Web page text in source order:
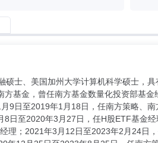
硕士、美国加州大学计算机科学硕士，
方基金，曾任南方基金数量化投资部基
9日至2019年1月18日，任南方策略、
8日至2020年3月27日，任H股ETF基金
理；2021年3月12日至2023年2月24日